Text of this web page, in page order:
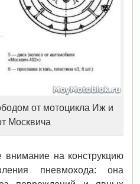
от мотоцикла Иж и
Москвича
внимание на конструкцию
пневмохода: она